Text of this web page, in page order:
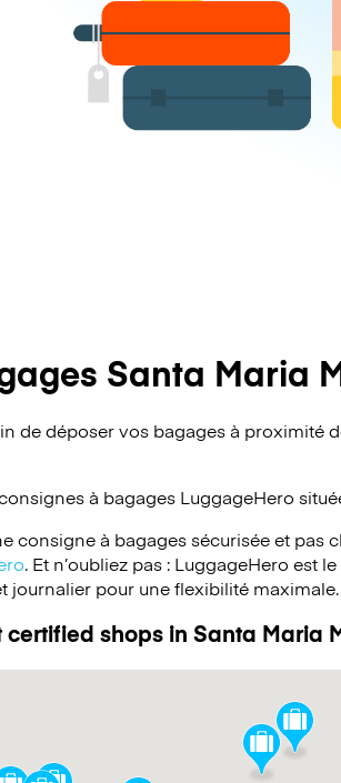
Santa Maria
de déposer vos bagages à proximité
à bagages LuggageHero
consigne à bagages sécurisée et pas
. Et n’oubliez pas : LuggageHero est
journalier pour une flexibilité maximale.
shops in Santa Maria